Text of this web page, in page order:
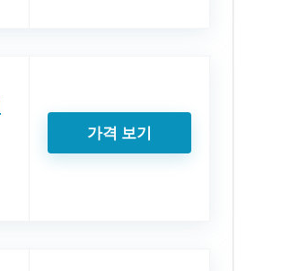
가격 보기